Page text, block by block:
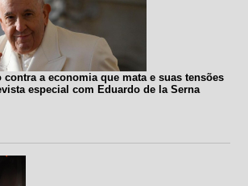
a economia que mata e suas tensões
especial com Eduardo de la Serna